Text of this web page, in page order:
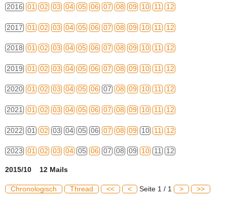
2016 01 02 03 04 05 06 07 08 09 10 11 12
2017 01 02 03 04 05 06 07 08 09 10 11 12
2018 01 02 03 04 05 06 07 08 09 10 11 12
2019 01 02 03 04 05 06 07 08 09 10 11 12
2020 01 02 03 04 05 06 07 08 09 10 11 12
2021 01 02 03 04 05 06 07 08 09 10 11 12
2022 01 02 03 04 05 06 07 08 09 10 11 12
2023 01 02 03 04 05 06 07 08 09 10 11 12
2015/10 12 Mails
Chronologisch Thread << < Seite 1 / 1 > >>